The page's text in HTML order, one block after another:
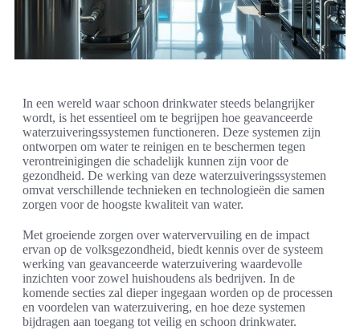
In een wereld waar schoon drinkwater steeds belangrijker
wordt, is het essentieel om te begrijpen hoe geavanceerde
waterzuiveringssystemen functioneren. Deze systemen zijn
ontworpen om water te reinigen en te beschermen tegen
verontreinigingen die schadelijk kunnen zijn voor de
gezondheid. De werking van deze waterzuiveringssystemen
omvat verschillende technieken en technologieën die samen
zorgen voor de hoogste kwaliteit van water.
Met groeiende zorgen over watervervuiling en de impact
ervan op de volksgezondheid, biedt kennis over de systeem
werking van geavanceerde waterzuivering waardevolle
inzichten voor zowel huishoudens als bedrijven. In de
komende secties zal dieper ingegaan worden op de processen
en voordelen van waterzuivering, en hoe deze systemen
bijdragen aan toegang tot veilig en schoon drinkwater.